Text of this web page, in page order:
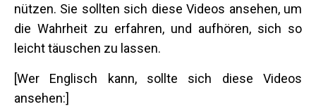
nützen. Sie sollten sich diese Videos ansehen, um
die Wahrheit zu erfahren, und aufhören, sich so
leicht täuschen zu lassen.
[Wer Englisch kann, sollte sich diese Videos
ansehen:]